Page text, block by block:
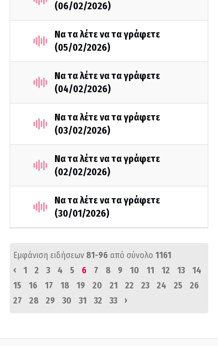
(06/02/2026)
Να τα λέτε να τα γράφετε
(05/02/2026)
Να τα λέτε να τα γράφετε
(04/02/2026)
Να τα λέτε να τα γράφετε
(03/02/2026)
Να τα λέτε να τα γράφετε
(02/02/2026)
Να τα λέτε να τα γράφετε
(30/01/2026)
Εμφάνιση ειδήσεων 81-96 από σύνολο 1161
‹
1 2 3 4 5 6 7 8 9 10 11 12 13
14
15
16 17 18 19 20 21 22 23 24 25
26
27
28 29 30 31 32 33 ›